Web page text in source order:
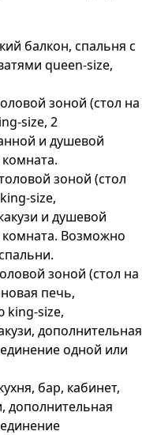
балкон, спальня с
queen-size,
зоной (стол на
size, 2
и душевой
зоной (стол
size,
и душевой
Возможно
зоной (стол на
печь,
king-size,
дополнительная
одной или
бар, кабинет,
дополнительная